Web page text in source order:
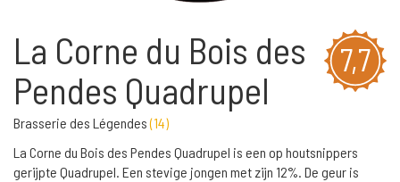
7,7
La Corne du Bois des
Pendes Quadrupel
Brasserie des Légendes(14)
La Corne du Bois des Pendes Quadrupel is een op houtsnippers
gerijpte Quadrupel. Een stevige jongen met zijn 12%. De geur is